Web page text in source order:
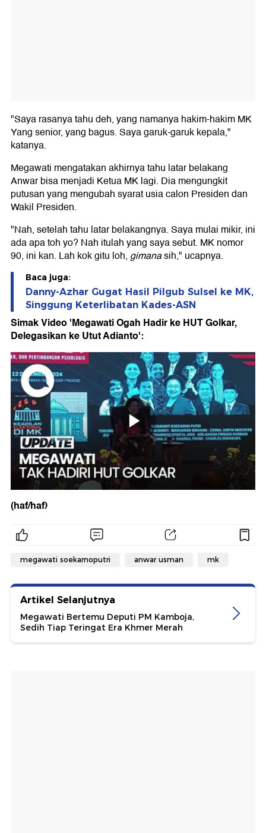
"Saya rasanya tahu deh, yang namanya hakim-hakim MK
Yang senior, yang bagus. Saya garuk-garuk kepala,"
katanya.
Megawati mengatakan akhirnya tahu latar belakang
Anwar bisa menjadi Ketua MK lagi. Dia mengungkit
putusan yang mengubah syarat usia calon Presiden dan
Wakil Presiden.
"Nah, setelah tahu latar belakangnya. Saya mulai mikir, ini
ada apa toh yo? Nah itulah yang saya sebut. MK nomor
90, ini kan. Lah kok gitu loh,gimanasih," ucapnya.
Baca juga:
Danny-Azhar Gugat Hasil Pilgub Sulsel ke MK,
Singgung Keterlibatan Kades-ASN
Simak Video 'Megawati Ogah Hadir ke HUT Golkar,
Delegasikan ke Utut Adianto':
(haf/haf)
megawati soekarnoputri anwar usman mk
Artikel Selanjutnya
Megawati Bertemu Deputi PM Kamboja,
Sedih Tiap Teringat Era Khmer Merah